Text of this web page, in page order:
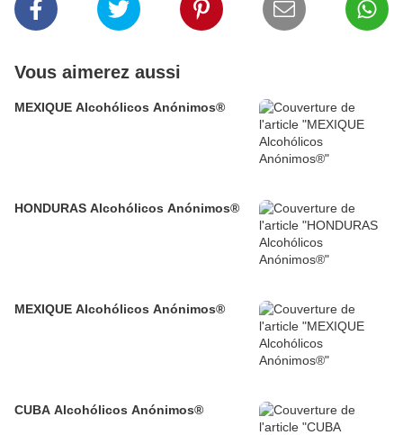
Vous aimerez aussi
MEXIQUE Alcohólicos Anónimos®
HONDURAS Alcohólicos Anónimos®
MEXIQUE Alcohólicos Anónimos®
CUBA Alcohólicos Anónimos®